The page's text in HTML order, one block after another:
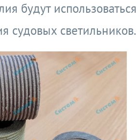
будут
судовых светильников.